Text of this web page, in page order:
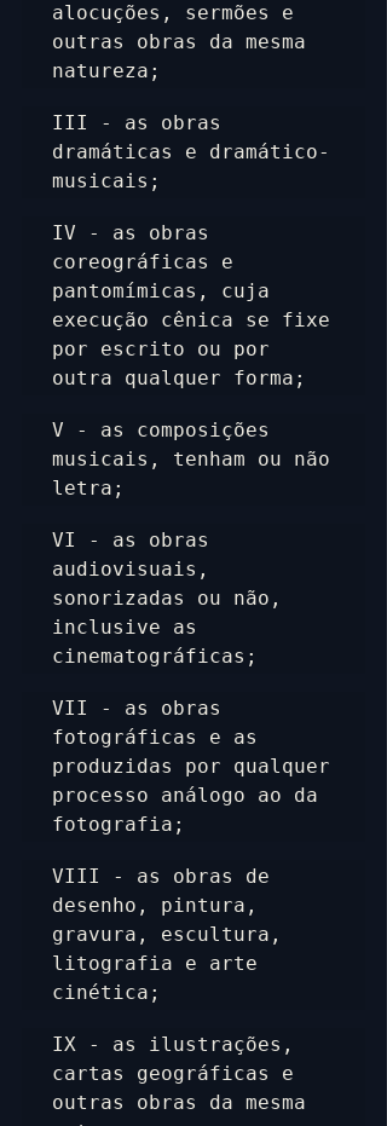
alocuções, sermões e
outras obras da mesma
natureza;
III - as obras
dramáticas e dramático-
musicais;
IV - as obras
coreográficas e
pantomímicas, cuja
execução cênica se fixe
por escrito ou por
outra qualquer forma;
V - as composições
musicais, tenham ou não
letra;
VI - as obras
audiovisuais,
sonorizadas ou não,
inclusive as
cinematográficas;
VII - as obras
fotográficas e as
produzidas por qualquer
processo análogo ao da
fotografia;
VIII - as obras de
desenho, pintura,
gravura, escultura,
litografia e arte
cinética;
IX - as ilustrações,
cartas geográficas e
outras obras da mesma